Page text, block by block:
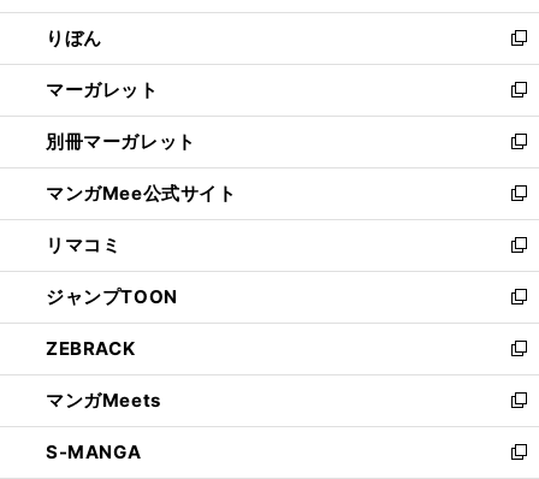
開
く
ウ
で
開
く
ン
ド
ウ
で
開
く
ウ
ィ
ン
ド
ウ
で
開
く
りぼん
新
し
い
ウ
ィ
ン
ド
ウ
で
開
く
マーガレット
新
し
い
ウ
ィ
ン
ド
ウ
で
開
く
別冊マーガレット
新
し
い
ウ
ィ
ン
ド
ウ
で
開
く
マンガMee公式サイト
新
し
い
ウ
ィ
ン
ド
ウ
で
開
く
リマコミ
新
し
い
ウ
ィ
ン
ド
ウ
で
ジャンプTOON
新
し
い
ウ
ィ
ン
ド
ZEBRACK
新
し
い
ウ
ィ
マンガMeets
新
し
い
S-MANGA
新